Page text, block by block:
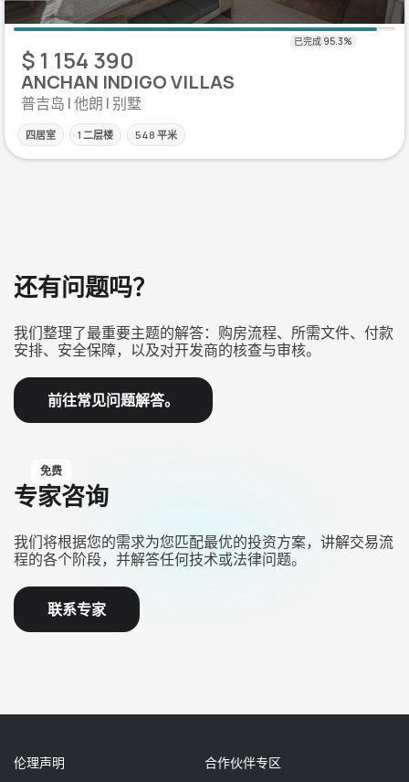
$ 1 154 390
ANCHAN INDIGO VILLAS
普吉岛 | 他朗 | 别墅
四居室 1 二层楼 548 平米
还有问题吗？
我们整理了最重要主题的解答：购房流程、所需文件、付款
安排、安全保障，以及对开发商的核查与审核。
前往常见问题解答。
免费
专家咨询
我们将根据您的需求为您匹配最优的投资方案，讲解交易流
程的各个阶段，并解答任何技术或法律问题。
联系专家
伦理声明 合作伙伴专区